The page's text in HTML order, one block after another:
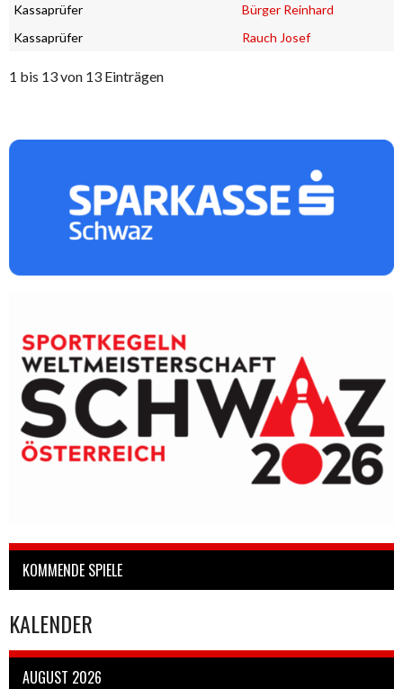
Kassaprüfer
Bürger Reinhard
Kassaprüfer
Rauch Josef
1 bis 13 von 13 Einträgen
KOMMENDE SPIELE
KALENDER
AUGUST 2026